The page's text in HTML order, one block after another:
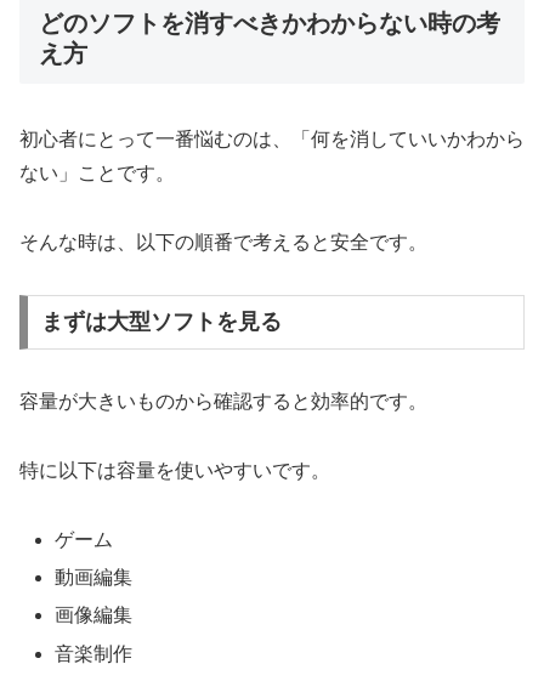
どのソフトを消すべきかわからない時の考
え方
初心者にとって一番悩むのは、「何を消していいかわから
ない」ことです。
そんな時は、以下の順番で考えると安全です。
まずは大型ソフトを見る
容量が大きいものから確認すると効率的です。
特に以下は容量を使いやすいです。
ゲーム
動画編集
画像編集
音楽制作